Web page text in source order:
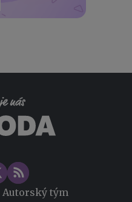
Autorský tým